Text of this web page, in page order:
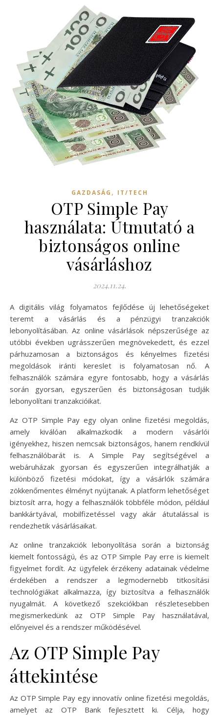
GAZDASÁG , IT/TECH
OTP Simple Pay
használata: Útmutató a
biztonságos online
vásárláshoz
2024.11.24.
A digitális világ folyamatos fejlődése új lehetőségeket
teremt a vásárlás és a pénzügyi tranzakciók
lebonyolításában. Az online vásárlások népszerűsége az
utóbbi években ugrásszerűen megnövekedett, és ezzel
párhuzamosan a biztonságos és kényelmes fizetési
megoldások iránti kereslet is folyamatosan nő. A
felhasználók számára egyre fontosabb, hogy a vásárlás
során gyorsan, egyszerűen és biztonságosan tudják
lebonyolítani tranzakcióikat.
Az OTP Simple Pay egy olyan online fizetési megoldás,
amely kiválóan alkalmazkodik a modern vásárlói
igényekhez, hiszen nemcsak biztonságos, hanem rendkívül
felhasználóbarát is. A Simple Pay segítségével a
webáruházak gyorsan és egyszerűen integrálhatják a
különböző fizetési módokat, így a vásárlók számára
zökkenőmentes élményt nyújtanak. A platform lehetőséget
biztosít arra, hogy a felhasználók többféle módon, például
bankkártyával, mobilfizetéssel vagy akár átutalással is
rendezhetik vásárlásaikat.
Az online tranzakciók lebonyolítása során a biztonság
kiemelt fontosságú, és az OTP Simple Pay erre is kiemelt
figyelmet fordít. Az ügyfelek érzékeny adatainak védelme
érdekében a rendszer a legmodernebb titkosítási
technológiákat alkalmazza, így biztosítva a felhasználók
nyugalmát. A következő szekciókban részletesebben
megismerkedünk az OTP Simple Pay használatával,
előnyeivel és a rendszer működésével.
Az OTP Simple Pay
áttekintése
Az OTP Simple Pay egy innovatív online fizetési megoldás,
amelyet az OTP Bank fejlesztett ki. Célja, hogy